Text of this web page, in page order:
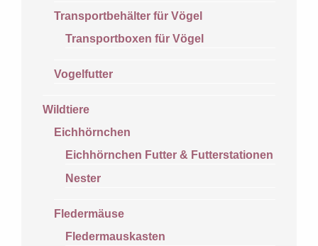
Transportbehälter für Vögel
Transportboxen für Vögel
Vogelfutter
Wildtiere
Eichhörnchen
Eichhörnchen Futter & Futterstationen
Nester
Fledermäuse
Fledermauskasten